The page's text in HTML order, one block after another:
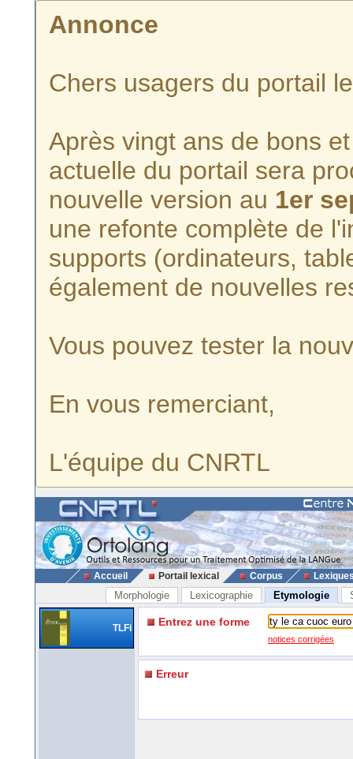
Annonce
Chers usagers du portail
Après vingt ans de bons
actuelle du portail sera
nouvelle version au 1er
une refonte complète de
supports (ordinateurs,
également de nouvelles
Vous pouvez tester la
En vous remerciant,
L'équipe du CNRTL
Accueil Portail lexical Corpus
Morphologie Lexicographie Etymologie
TLFi Entrez une forme
notices corrigées
Erreur